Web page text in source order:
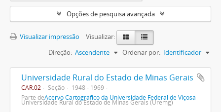
Opções de pesquisa avançada
Visualizar impressão
Visualizar:
Ordenar por: Identificador
Direção: Ascendente
Universidade Rural do Estado de Minas Gerais
CAR.02 Seção
1948 - 1969
Parte deAcervo Cartográfico da Universidade Federal de Viçosa
Universidade Rural do Estado de Minas Gerais (Uremg)